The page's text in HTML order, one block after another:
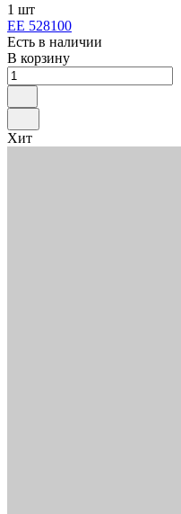
1 шт
ЕЕ 528100
Есть в наличии
В корзину
Хит